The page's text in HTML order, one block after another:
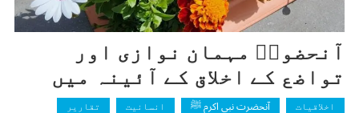
آنحضورؐ مہمان نوازی اور
تواضع کے اخلاق کے آئینہ میں
اخلاقیات آنحضرت نبی اکرم ﷺ انسانیت تقاریر